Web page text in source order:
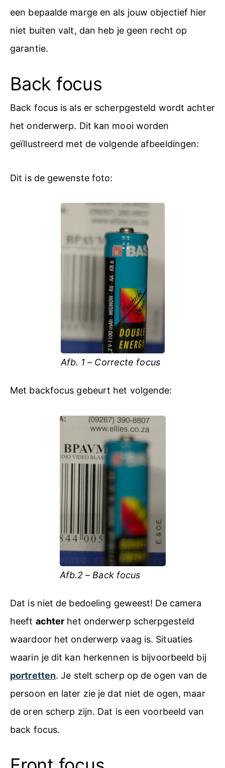
een bepaalde marge en als jouw objectief hier
niet buiten valt, dan heb je geen recht op
garantie.
Back focus
Back focus is als er scherpgesteld wordt achter
het onderwerp. Dit kan mooi worden
geïllustreerd met de volgende afbeeldingen:
Dit is de gewenste foto:
Afb. 1 – Correcte focus
Met backfocus gebeurt het volgende:
Afb.2 – Back focus
Dat is niet de bedoeling geweest! De camera
heeft achter het onderwerp scherpgesteld
waardoor het onderwerp vaag is. Situaties
waarin je dit kan herkennen is bijvoorbeeld bij
portretten. Je stelt scherp op de ogen van de
persoon en later zie je dat niet de ogen, maar
de oren scherp zijn. Dat is een voorbeeld van
back focus.